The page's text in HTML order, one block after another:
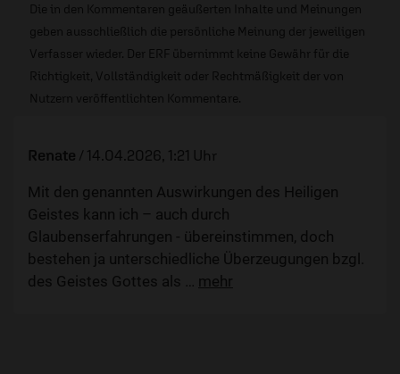
Die in den Kommentaren geäußerten Inhalte und Meinungen
geben ausschließlich die persönliche Meinung der jeweiligen
Verfasser wieder. Der ERF übernimmt keine Gewähr für die
Richtigkeit, Vollständigkeit oder Rechtmäßigkeit der von
Nutzern veröffentlichten Kommentare.
Renate / 14.04.2026, 1:21 Uhr
Mit den genannten Auswirkungen des Heiligen
Geistes kann ich – auch durch
Glaubenserfahrungen - übereinstimmen, doch
bestehen ja unterschiedliche Überzeugungen bzgl.
des Geistes Gottes als
… mehr